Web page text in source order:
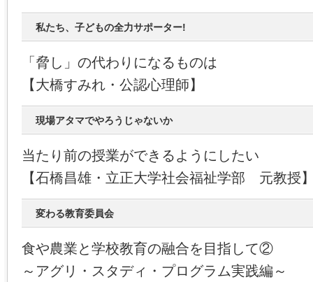
私たち、子どもの全力サポーター!
「脅し」の代わりになるものは
【大橋すみれ・公認心理師】
現場アタマでやろうじゃないか
当たり前の授業ができるようにしたい
【石橋昌雄・立正大学社会福祉学部 元教授
変わる教育委員会
食や農業と学校教育の融合を目指して②
～アグリ・スタディ・プログラム実践編～